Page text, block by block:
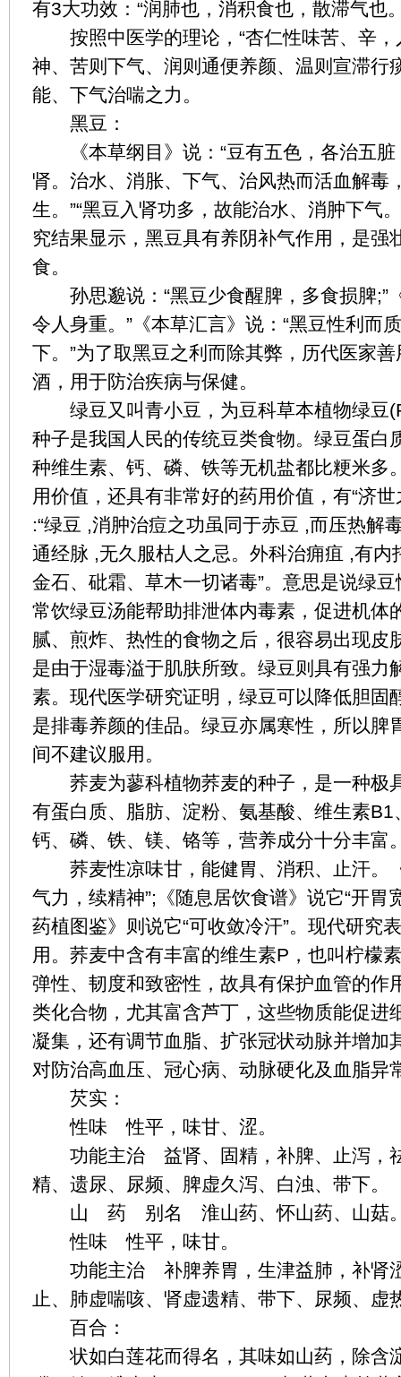
有3大功效：“润肺也，消积食也，散滞气也
按照中医学的理论，“杏仁性味苦、辛，
神、苦则下气、润则通便养颜、温则宣滞行
能、下气治喘之力。
黑豆：
《本草纲目》说：“豆有五色，各治五脏
肾。治水、消胀、下气、治风热而活血解毒
生。”“黑豆入肾功多，故能治水、消肿下气
究结果显示，黑豆具有养阴补气作用，是强
食。
孙思邈说：“黑豆少食醒脾，多食损脾;”
令人身重。”《本草汇言》说：“黑豆性利而
下。”为了取黑豆之利而除其弊，历代医家
酒，用于防治疾病与保健。
绿豆又叫青小豆，为豆科草本植物绿豆
种子是我国人民的传统豆类食物。绿豆蛋白
种维生素、钙、磷、铁等无机盐都比粳米多
用价值，还具有非常好的药用价值，有“济
:“绿豆 ,消肿治痘之功虽同于赤豆 ,而压热解
通经脉 ,无久服枯人之忌。外科治痈疽 ,有内
金石、砒霜、草木一切诸毒”。意思是说绿
常饮绿豆汤能帮助排泄体内毒素，促进机体
腻、煎炸、热性的食物之后，很容易出现皮
是由于湿毒溢于肌肤所致。绿豆则具有强力
素。现代医学研究证明，绿豆可以降低胆固
是排毒养颜的佳品。绿豆亦属寒性，所以脾
间不建议服用。
荞麦为蓼科植物荞麦的种子，是一种极
有蛋白质、脂肪、淀粉、氨基酸、维生素
钙、磷、铁、镁、铬等，营养成分十分丰富
荞麦性凉味甘，能健胃、消积、止汗。
气力，续精神”;《随息居饮食谱》说它“开胃
药植图鉴》则说它“可收敛冷汗”。现代研究
用。荞麦中含有丰富的维生素P，也叫柠檬
弹性、韧度和致密性，故具有保护血管的作
类化合物，尤其富含芦丁，这些物质能促进
凝集，还有调节血脂、扩张冠状动脉并增加
对防治高血压、冠心病、动脉硬化及血脂异
芡实：
性味 性平，味甘、涩。
功能主治 益肾、固精，补脾、止泻，
精、遗尿、尿频、脾虚久泻、白浊、带下。
山 药 别名 淮山药、怀山药、山菇
性味 性平，味甘。
功能主治 补脾养胃，生津益肺，补肾涩
止、肺虚喘咳、肾虚遗精、带下、尿频、虚
百合：
状如白莲花而得名，其味如山药，除含